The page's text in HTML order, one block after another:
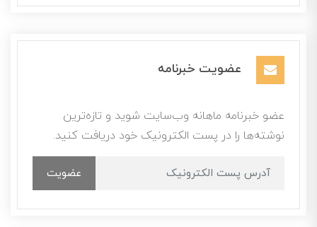
عضویت خبرنامه
عضو خبرنامه ماهانه وب‌سایت شوید و تازه‌ترین
نوشته‌ها را در پست الکترونیک خود دریافت کنید.
عضویت